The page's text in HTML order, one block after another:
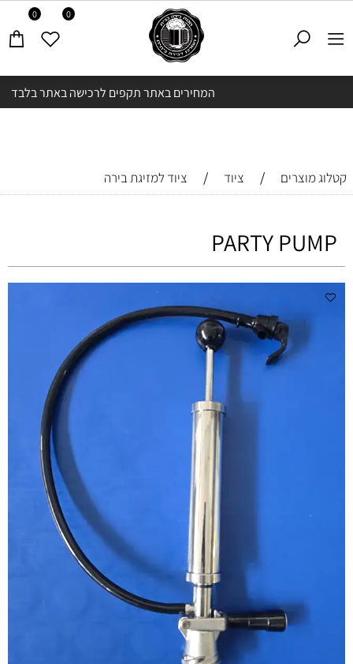
המחירים באתר תקפים לרכישה באתר בלבד
0 0
קטלוג מוצרים / ציוד / ציוד למזיגת בירה
PARTY PUMP